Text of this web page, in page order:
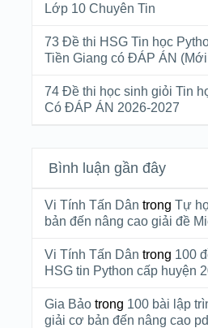
Lớp 10 Chuyên Tin
73 Đề thi HSG Tin học
Tiền Giang có ĐÁP ÁN
74 Đề thi học sinh giỏi Tin
Có ĐÁP ÁN 2026-2027
Bình luận gần đây
Vi Tính Tấn Dân trong Tự
bản đến nâng cao giải đề
Vi Tính Tấn Dân trong 100
HSG tin Python cấp huyện
Gia Bảotrong 100 bài lập
giải cơ bản đến nâng cao